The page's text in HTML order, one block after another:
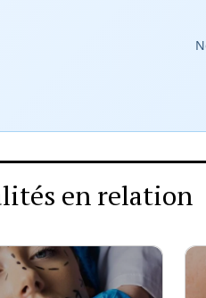
en relation